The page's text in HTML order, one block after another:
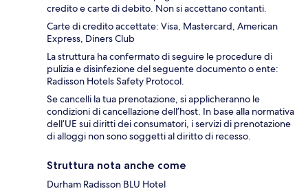
credito e carte di debito. Non si accettano contanti.
Carte di credito accettate: Visa, Mastercard, American
Express, Diners Club
La struttura ha confermato di seguire le procedure di
pulizia e disinfezione del seguente documento o ente:
Radisson Hotels Safety Protocol.
Se cancelli la tua prenotazione, si applicheranno le
condizioni di cancellazione dell’host. In base alla normativa
dell’UE sui diritti dei consumatori, i servizi di prenotazione
di alloggi non sono soggetti al diritto di recesso.
Struttura nota anche come
Durham Radisson BLU Hotel